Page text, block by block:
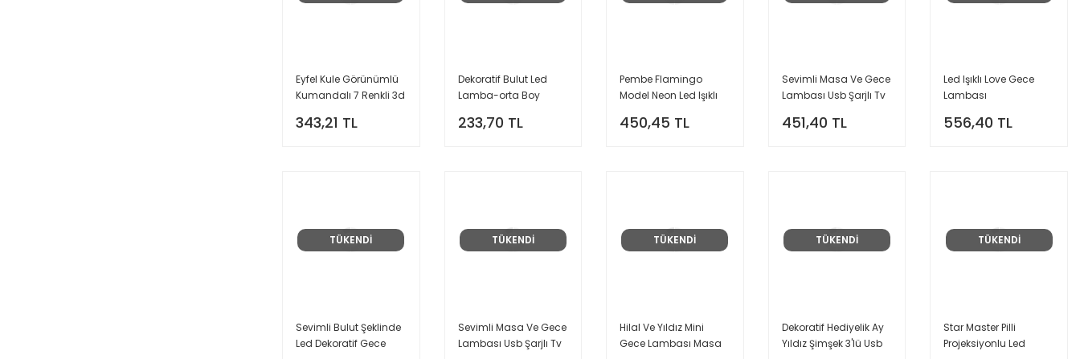
Eyfel Kule Görünümlü
Kumandalı 7 Renkli 3d
343,21 TL
Dekoratif Bulut Led
Lamba-orta Boy
233,70 TL
Pembe Flamingo
Model Neon Led Işıklı
450,45 TL
Sevimli Masa Ve Gece
Lambası Usb Şarjlı Tv
Led Lamba Gri
451,40 TL
Led Işıklı Love Gece
Lambası
556,40 TL
TÜKENDİ
Sevimli Bulut Şeklinde
Led Dekoratif Gece
TÜKENDİ
Sevimli Masa Ve Gece
Lambası Usb Şarjlı Tv
TÜKENDİ
Hilal Ve Yıldız Mini
Gece Lambası Masa
TÜKENDİ
Dekoratif Hediyelik Ay
Yıldız Şimşek 3'lü Usb
TÜKENDİ
Star Master Pilli
Projeksiyonlu Led